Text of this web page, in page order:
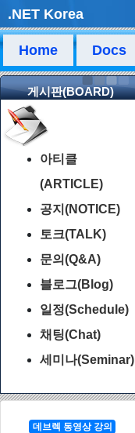
.NET Korea
Home Docs
게시판(BOARD)
아티클
(ARTICLE)
공지(NOTICE)
토크(TALK)
문의(Q&A)
블로그(Blog)
일정(Schedule)
채팅(Chat)
세미나(Seminar)
데브렉 동영상 강의